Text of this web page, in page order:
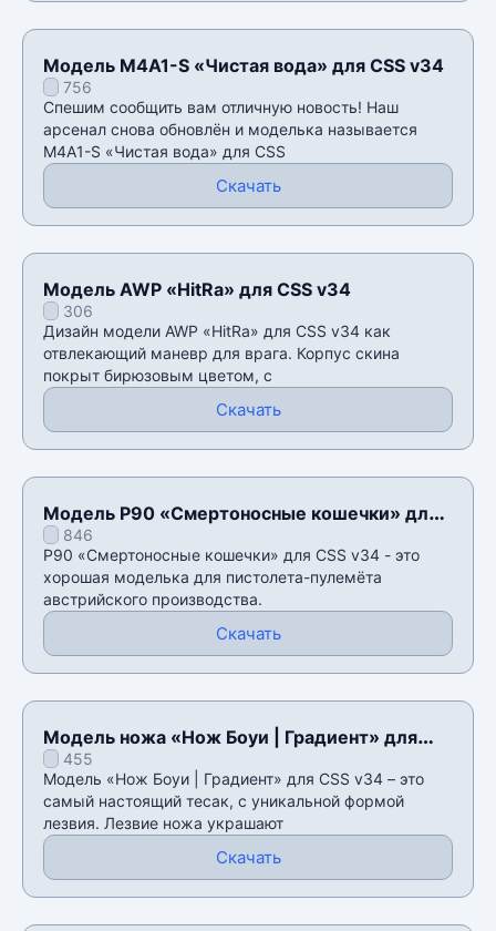
Модель M4A1-S «Чистая вода» для CSS v34
756
Спешим сообщить вам отличную новость! Наш
арсенал снова обновлён и моделька называется
M4A1-S «Чистая вода» для CSS
Скачать
Модель AWP «HitRa» для CSS v34
306
Дизайн модели AWP «HitRa» для CSS v34 как
отвлекающий маневр для врага. Корпус скина
покрыт бирюзовым цветом, с
Скачать
Модель P90 «Смертоносные кошечки» для
CSS v34
846
P90 «Смертоносные кошечки» для CSS v34 - это
хорошая моделька для пистолета-пулемëта
австрийского производства.
Скачать
Модель ножа «Нож Боуи | Градиент» для
CSS v34
455
Модель «Нож Боуи | Градиент» для CSS v34 – это
самый настоящий тесак, с уникальной формой
лезвия. Лезвие ножа украшают
Скачать